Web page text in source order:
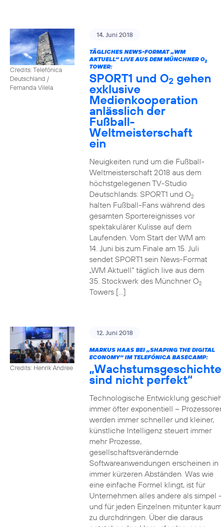
Credits: Telefónica
Deutschland /
Fernanda Vilela
14. Juni 2018
TÄGLICHES NEWS-FORMAT „WM
AKTUELL“ LIVE AUS DEM MÜNCHNER O2
TOWER:
SPORT1 und O2 gehen
exklusive
Medienkooperation
anlässlich der
Fußball-
Weltmeisterschaft
ein
Neuigkeiten rund um die Fußball-
Weltmeisterschaft 2018 aus dem
höchstgelegenen TV-Studio
Deutschlands: SPORT1 und O2
halten Fußball-Fans während des
gesamten Sportereignisses vor
spektakulärer Kulisse auf dem
Laufenden. Vom Start der WM am
14. Juni bis zum Finale am 15. Juli
sendet SPORT1 sein News-Format
„WM Aktuell“ täglich live aus dem
35. Stockwerk des Münchner O2
Towers […]
Credits: Henrik Andree
12. Juni 2018
MARKUS HAAS BEI „SHAPING THE DIGITAL
ECONOMY“ IM TELEFÓNICA BASECAMP:
sind nicht perfekt“
Technologische Entwicklung
immer öfter exponentiell –
werden immer schneller und kleiner,
künstliche Intelligenz steuert immer
mehr Prozesse,
gesellschaftsverändernde
Softwareanwendungen erscheinen in
immer kürzeren Abständen. Was wie
eine einfache Formel klingt, ist für
Unternehmen alles andere als simpel
und für jeden Einzelnen mitunter
zu durchdringen. Über die daraus